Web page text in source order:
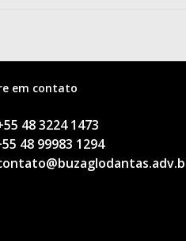
em contato
48 3224 1473
48 99983 1294